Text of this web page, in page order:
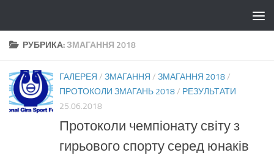
РУБРИКА:ЗМАГАННЯ 2018
ГАЛЕРЕЯ / ЗМАГАННЯ / ЗМАГАННЯ 2018/
ПРОТОКОЛИ ЗМАГАНЬ 2018/ РЕЗУЛЬТАТИ
25.06.2018
Протоколи чемпіонату світу з
гирьового спорту серед юнаків